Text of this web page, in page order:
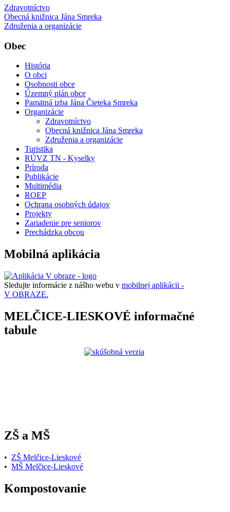
Zdravotníctvo
Obecná knižnica Jána Smreka
Združenia a organizácie
Obec
História
O obci
Osobnosti obce
Územný plán obce
Pamätná izba Jána Čieteka Smreka
Organizácie
Zdravotníctvo
Obecná knižnica Jána Smreka
Združenia a organizácie
Turistika
RÚVZ TN - Kyselky
Príroda
Publikácie
Multimédia
ROEP
Ochrana osobných údajov
Projekty
Zariadenie pre seniorov
Prechádzka obcou
Mobilná aplikácia
Sledujte informácie z nášho webu v mobilnej aplikácii -
V OBRAZE.
MELČICE-LIESKOVÉ informačné
tabule
ZŠ a MŠ
• ZŠ Melčice-Lieskové
• MŠ Melčice-Lieskové
Kompostovanie